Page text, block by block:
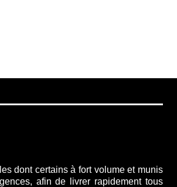
dont certains à fort volume et munis
afin de livrer rapidement tous